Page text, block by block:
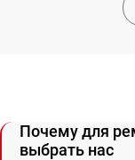
Почему для
выбрать нас